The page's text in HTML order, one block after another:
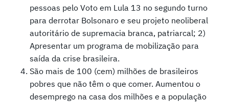
pessoas pelo Voto em Lula 13 no segundo turno
para derrotar Bolsonaro e seu projeto neoliberal
autoritário de supremacia branca, patriarcal; 2)
Apresentar um programa de mobilização para
saída da crise brasileira.
São mais de 100 (cem) milhões de brasileiros
pobres que não têm o que comer. Aumentou o
desemprego na casa dos milhões e a população